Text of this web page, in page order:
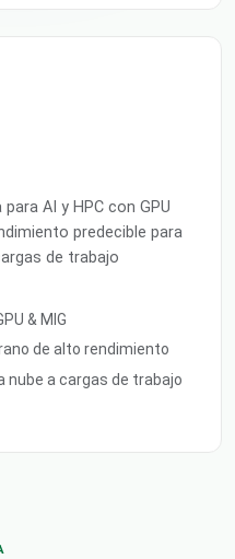
AI y HPC con GPU
predecible para
de trabajo
& MIG
de alto rendimiento
nube a cargas de trabajo